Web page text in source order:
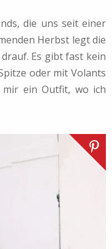
die uns seit einer
Herbst legt die
Es gibt fast kein
oder mit Volants
ein Outfit, wo ich